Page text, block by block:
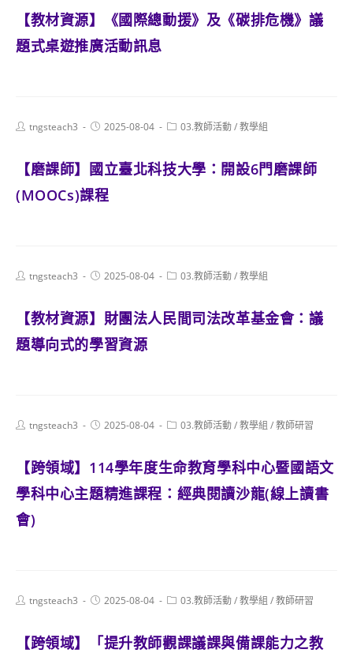
【教材資源】《國際總動援》及《碳排危機》議
題式桌遊推廣活動訊息
Posttngsteach3
Post2025-08-04
Post03.教師活動/教學組
【磨課師】國立臺北科技大學：開設6門磨課師
(MOOCs)課程
Posttngsteach3
Post2025-08-04
Post03.教師活動/教學組
【教材資源】財團法人民間司法改革基金會：議
題導向式的學習資源
Posttngsteach3
Post2025-08-04
Post03.教師活動/教學組 /教師研習
【跨領域】114學年度生命教育學科中心暨國語文
學科中心主題精進課程：經典閱讀沙龍(線上讀書
會)
Posttngsteach3
Post2025-08-04
Post03.教師活動/教學組 /教師研習
【跨領域】「提升教師觀課議課與備課能力之教